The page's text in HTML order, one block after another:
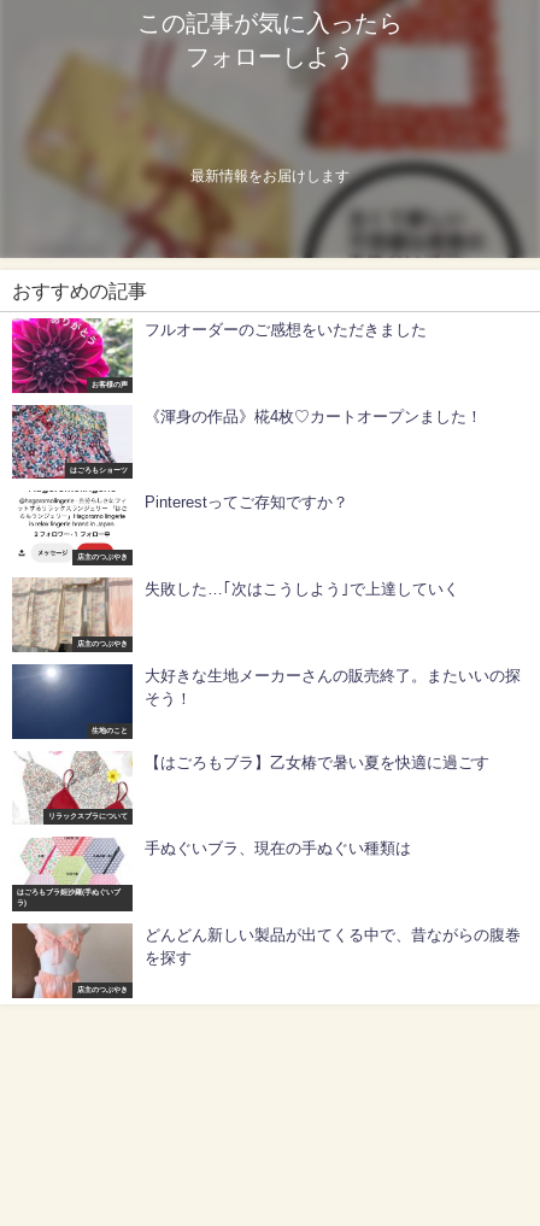
この記事が気に入ったら
フォローしよう
最新情報をお届けします
おすすめの記事
お客様の声
フルオーダーのご感想をいただきました
はごろもショーツ
《渾身の作品》椛4枚♡カートオープンました！
店主のつぶやき
Pinterestってご存知ですか？
店主のつぶやき
失敗した…｢次はこうしよう｣で上達していく
生地のこと
大好きな生地メーカーさんの販売終了。またいいの探
そう！
リラックスブラについて
【はごろもブラ】乙女椿で暑い夏を快適に過ごす
はごろもブラ姫沙羅(手ぬぐいブ
ラ)
手ぬぐいブラ、現在の手ぬぐい種類は
店主のつぶやき
どんどん新しい製品が出てくる中で、昔ながらの腹巻
を探す